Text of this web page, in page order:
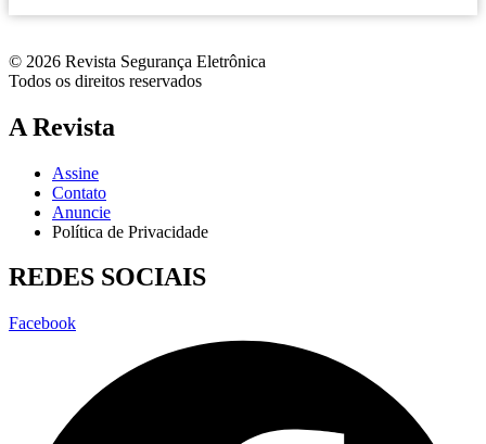
© 2026 Revista Segurança Eletrônica
Todos os direitos reservados
A Revista
Assine
Contato
Anuncie
Política de Privacidade
REDES SOCIAIS
Facebook